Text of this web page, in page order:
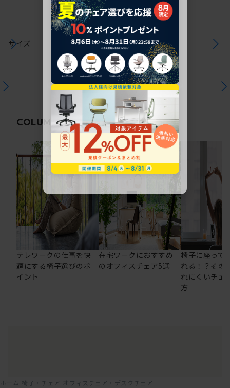
サイズ
COLUMN関連コラム
テレワークの仕事を快
適にする椅子選びのポ
イント
在宅ワークにおすすめ
のオフィスチェア5選
椅子に座って
れる！？その
れにくいチェ
方
ホーム 椅子・チェア オフィスチェア・デスクチェア